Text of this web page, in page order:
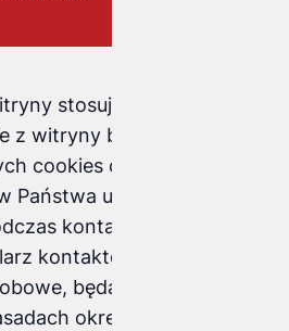
stosujemy pliki
z witryny bez zmiany
cookies oznacza, że będą
Państwa urządzeniu
kontaktu z nami (e-
kontaktowy) podasz
będą one
określonych